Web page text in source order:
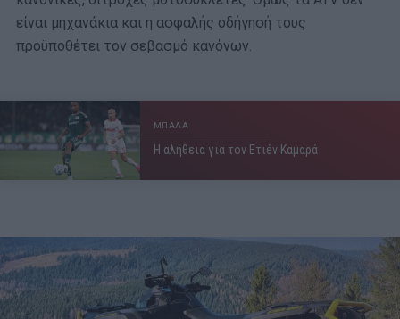
είναι μηχανάκια και η ασφαλής οδήγησή τους
προϋποθέτει τον σεβασμό κανόνων.
ΜΠΑΛΑ
Η αλήθεια για τον Ετιέν Καμαρά